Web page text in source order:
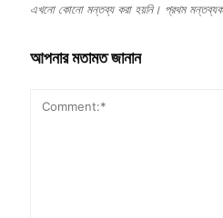
এখনো কোনো মন্তব্য করা হয়নি। প্রথম
আপনার মতামত জানান